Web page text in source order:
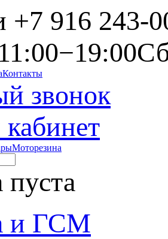
+7 916 243-
Контакты
звонок
Моторезина
и ГСМ